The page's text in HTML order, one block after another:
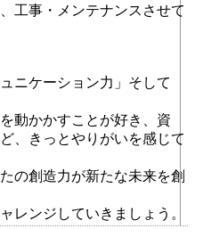
工事・メンテナンスさせて
ニケーション力」そして
動かかすことが好き、資
、きっとやりがいを感じて
の創造力が新たな未来を創
レンジしていきましょう。